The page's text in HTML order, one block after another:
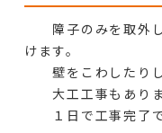
障子のみを取外し
けます。
壁をこわしたりし
大工工事もありま
１日で工事完了で